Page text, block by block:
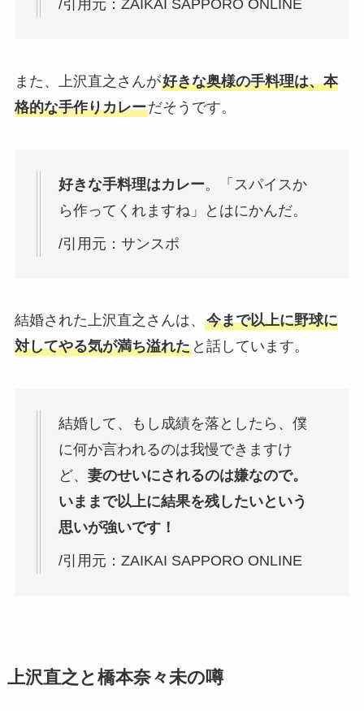
/引用元：ZAIKAI SAPPORO ONLINE
また、上沢直之さんが好きな奥様の手料理は、本
格的な手作りカレーだそうです。
好きな手料理はカレー。「スパイスか
ら作ってくれますね」とはにかんだ。
/引用元：サンスポ
結婚された上沢直之さんは、 今まで以上に野球に
対してやる気が満ち溢れたと話しています。
結婚して、もし成績を落としたら、僕
に何か言われるのは我慢できますけ
ど、 妻のせいにされるのは嫌なので。
いままで以上に結果を残したいという
思いが強いです！
/引用元：ZAIKAI SAPPORO ONLINE
上沢直之と橋本奈々未の噂